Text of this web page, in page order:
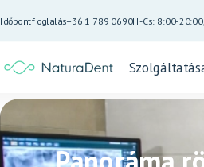
Időpontfoglalás+36 1 789 0690H-Cs: 8:00-